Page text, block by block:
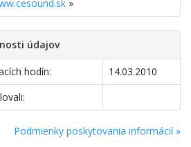
»
údajov
hodín:
14.03.2010
Podmienky poskytovania informácií »